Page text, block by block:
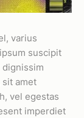
varius
suscipit
dignissim
amet
vel egestas
imperdiet